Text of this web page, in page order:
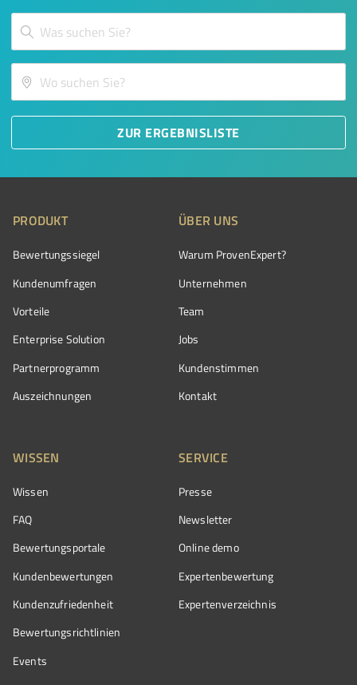
ZUR ERGEBNISLISTE
PRODUKT
Bewertungssiegel
Kundenumfragen
Vorteile
Enterprise Solution
Partnerprogramm
Auszeichnungen
ÜBER UNS
Warum ProvenExpert?
Unternehmen
Team
Jobs
Kundenstimmen
Kontakt
WISSEN
Wissen
FAQ
Bewertungsportale
Kundenbewertungen
Kundenzufriedenheit
Bewertungs­richtlinien
Events
SERVICE
Presse
Newsletter
Online demo
Expertenbewertung
Expertenverzeichnis